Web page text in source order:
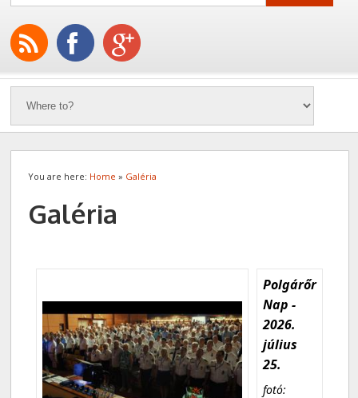
You are here: Home » Galéria
Galéria
Polgárőr
Nap -
2026.
július
25.
fotó: